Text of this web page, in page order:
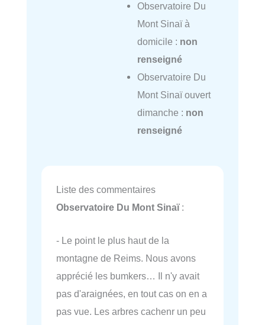
Observatoire Du
Mont Sinaï à
domicile : non
renseigné
Observatoire Du
Mont Sinaï ouvert
dimanche : non
renseigné
Liste des commentaires
Observatoire Du Mont Sinaï:
- Le point le plus haut de la
montagne de Reims. Nous avons
apprécié les bumkers… Il n'y avait
pas d'araignées, en tout cas on en a
pas vue. Les arbres cachenr un peu